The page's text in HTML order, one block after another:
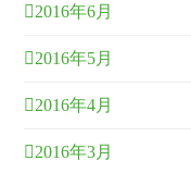
2016年6月
2016年5月
2016年4月
2016年3月